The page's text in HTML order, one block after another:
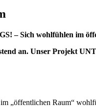
– Sich wohlfühlen im
an. Unser Projekt
„öffentlichen Raum“